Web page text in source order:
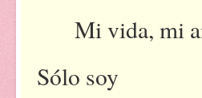
Mi vida, mi
Sólo soy